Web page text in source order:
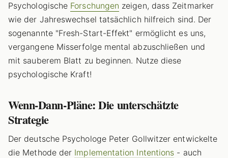
Psychologische Forschungen zeigen, dass Zeitmarker
wie der Jahreswechsel tatsächlich hilfreich sind. Der
sogenannte "Fresh-Start-Effekt" ermöglicht es uns,
vergangene Misserfolge mental abzuschließen und
mit sauberem Blatt zu beginnen. Nutze diese
psychologische Kraft!
Wenn-Dann-Pläne: Die unterschätzte
Strategie
Der deutsche Psychologe Peter Gollwitzer entwickelte
die Methode der Implementation Intentions - auch